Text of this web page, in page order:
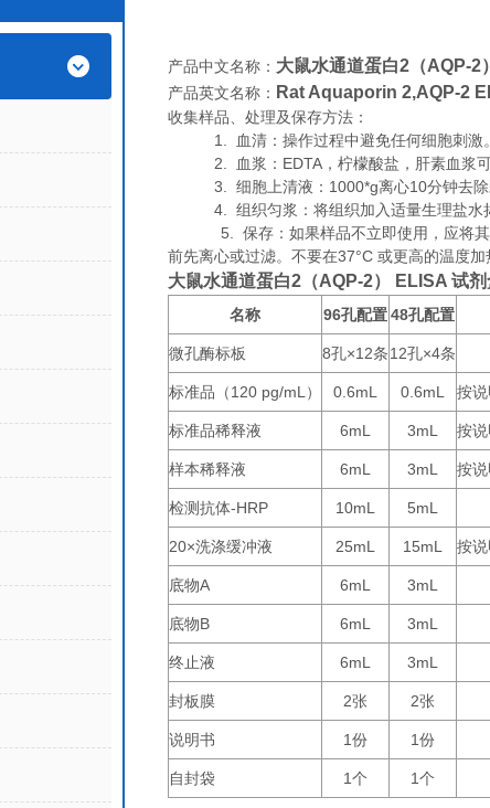
产品中文名称： 大鼠水通道蛋白2（AQP-
产品英文名称： Rat Aquaporin 2,AQP-2
收集样品、处理及保存方法：
1. 血清：操作过程中避免任何细胞刺激。
2. 血浆：EDTA，柠檬酸盐，肝素血浆可
3. 细胞上清液：1000*g离心10分钟去除
4. 组织匀浆：将组织加入适量生理盐水捣
5. 保存：如果样品不立即使用，应将其分
前先离心或过滤。不要在37°C 或更高的温度
大鼠水通道蛋白2（AQP-2） ELISA 试
名称
96孔配置 48孔配置
微孔酶标板 8孔×12条 12孔×4条
标准品（120 pg/mL ） 0.6mL 0.6mL 按
标准品稀释液 6mL 3mL 按
样本稀释液 6mL 3mL 按
检测抗体-HRP 10mL 5mL
20×洗涤缓冲液 25mL 15mL 按
底物A 6mL 3mL
底物B 6mL 3mL
终止液 6mL 3mL
封板膜 2张 2张
说明书 1 份 1 份
自封袋 1 个 1 个